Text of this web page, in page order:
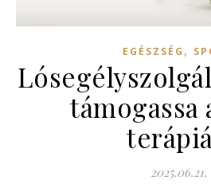
EGÉSZSÉG ,
támogassa
2025.06.21.